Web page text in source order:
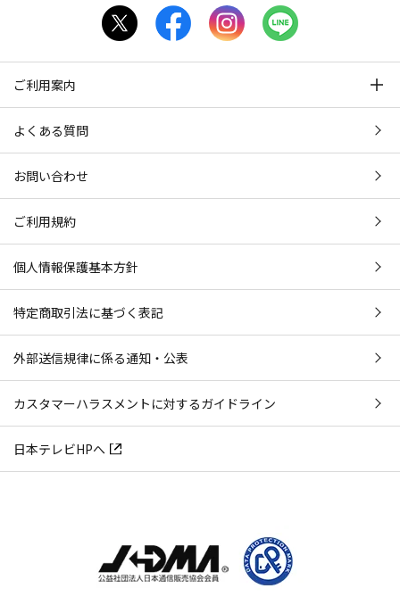
ご利用案内
よくある質問
お問い合わせ
ご利用規約
個人情報保護基本方針
特定商取引法に基づく表記
外部送信規律に係る通知・公表
カスタマーハラスメントに対するガイドライン
日本テレビHPへ